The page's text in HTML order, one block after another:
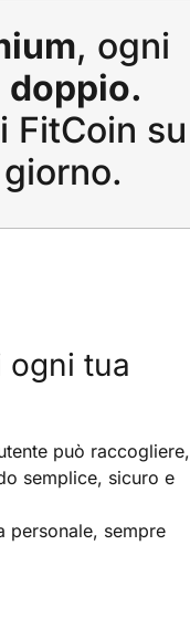
, ogni
doppio.
FitCoin su
ogni tua
può raccogliere,
semplice, sicuro e
personale, sempre